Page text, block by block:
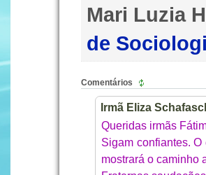
Mari Luzia
de
Comentários
Irmã Eliza
Queridas irmãs
Sigam confiantes.
mostrará o caminho